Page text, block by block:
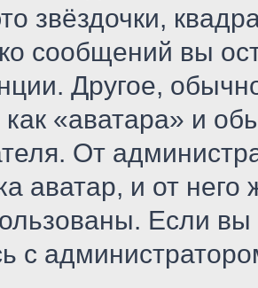
звёздочки,
сообщений вы
Другое,
как «аватара» и
От
аватар, и от него
Если
с